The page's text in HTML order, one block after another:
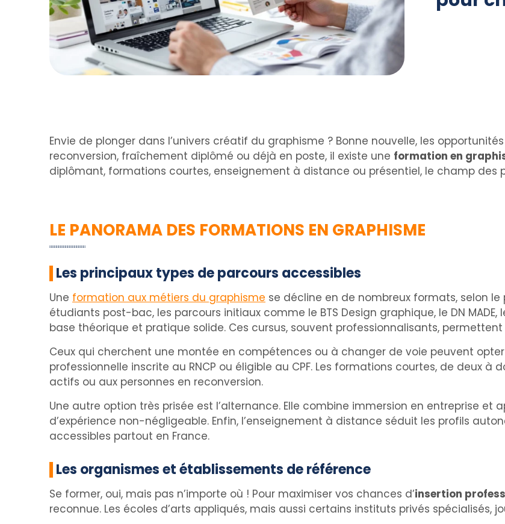
Envie de plonger dans l’univers créatif du graphisme ? Bonne nouvelle, les
reconversion, fraîchement diplômé ou déjà en poste, il existe une formation en
diplômant, formations courtes, enseignement à distance ou présentiel, le champ des
LE PANORAMA DES FORMATIONS EN GRAPHISME
Les principaux types de parcours accessibles
Une formation aux métiers du graphisme se décline en de nombreux formats, selon le
étudiants post-bac, les parcours initiaux comme le BTS Design graphique, le DN
base théorique et pratique solide. Ces cursus, souvent professionnalisants,
Ceux qui cherchent une montée en compétences ou à changer de voie peuvent
professionnelle inscrite au RNCP ou éligible au CPF. Les formations courtes, de deux à
actifs ou aux personnes en reconversion.
Une autre option très prisée est l’alternance. Elle combine immersion en entreprise
d’expérience non-négligeable. Enfin, l’enseignement à distance séduit les profils
accessibles partout en France.
Les organismes et établissements de référence
Se former, oui, mais pas n’importe où ! Pour maximiser vos chances d’insertion
reconnue. Les écoles d’arts appliqués, mais aussi certains instituts privés spécialisés,